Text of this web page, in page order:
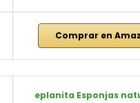
Comprar en
eplanita Esponjas